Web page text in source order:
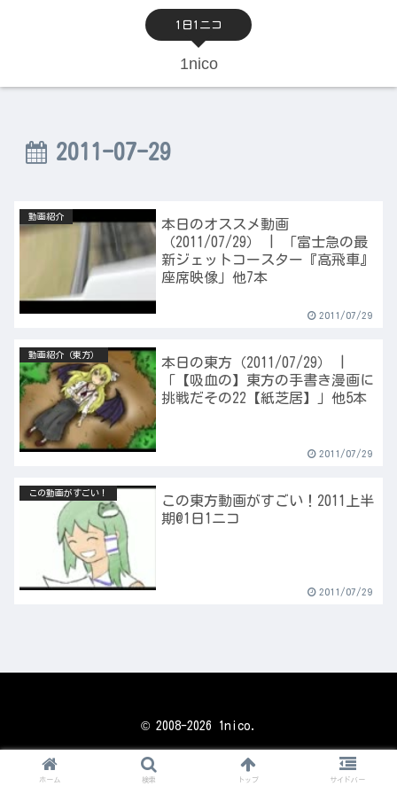
1日1ニコ
1nico
2011-07-29
動画紹介
本日のオススメ動画
（2011/07/29） | 「富士急の最
新ジェットコースター『高飛車』
座席映像」他7本
2011/07/29
動画紹介（東方）
本日の東方（2011/07/29） |
「【吸血の】東方の手書き漫画に
挑戦だその22【紙芝居】」他5本
2011/07/29
この動画がすごい！
この東方動画がすごい！2011上半
期@1日1ニコ
2011/07/29
© 2008-2026 1nico.
ホーム 検索 トップ サイドバー